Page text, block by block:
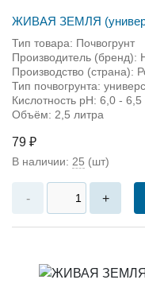
ЖИВАЯ ЗЕМЛЯ
Тип товара: Почвогрунт
Производитель (бренд):
Производство (страна):
Тип почвогрунта:
Кислотность pH: 6,0 - 6,5
Объём: 2,5 литра
79 ₽
В наличии: 25 (шт)
- +